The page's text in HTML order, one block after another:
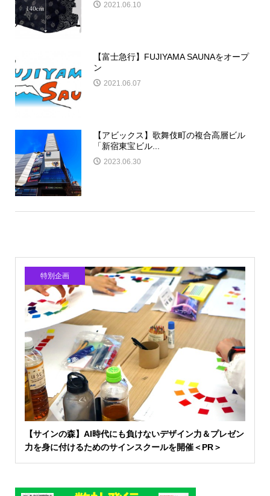
2021.06.10
【富士急行】FUJIYAMA SAUNAをオープ
ン
2021.06.07
【アビックス】歌舞伎町の複合高層ビル
「新宿東宝ビル...
2023.06.30
特別企画
【サインの森】AI時代にも負けないデザイン力＆プレゼン
力を身に付けるためのサインスクールを開催＜PR＞